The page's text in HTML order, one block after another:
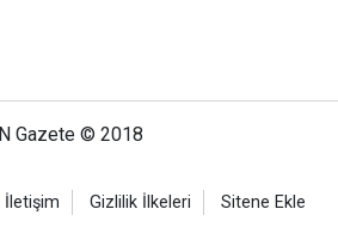
N Gazete © 2018
İletişim Gizlilik İlkeleri Sitene Ekle